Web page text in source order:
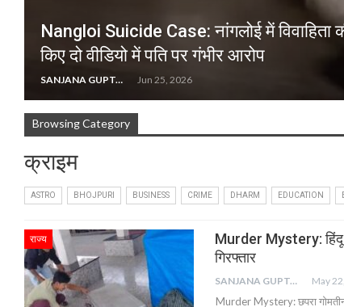
Nangloi Suicide Case: नांगलोई में विवाहिता
किए दो वीडियो में पति पर गंभीर आरोप
SANJANA GUPTA Jun 25, 2026
Browsing Category
क्राइम
ASTRO BHOJPURI BUSINESS CRIME DHARM EDUCATION
राज्य
Murder Mystery: हिंदू
गिरफ्तार
SANJANA GUPTA May
Murder Mystery: छपरा